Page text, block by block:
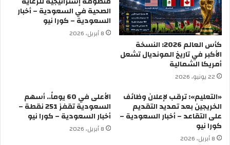
كأس العالم 2026: النسخة
الأكبر في تاريخ المونديال تشعل
أمريكا الشمالية
22 يونيو، 2026
الصحية في السعودية – أخبار
السعودية – كورا نيو
8 أبريل، 2026
«التعليم»: ترقب لإعلان وظائف
الخريجين بعد تمديد التقديم
على التقاعد – أخبار السعودية –
كورا نيو
8 أبريل، 2026
الأعلى في 60 يوماً.. أسهم
السعودية تقفز 251 نقطة –
أخبار السعودية – كورا نيو
8 أبريل، 2026